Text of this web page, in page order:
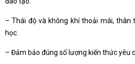
– Thái độ và không khí thoải mái, thân
học.
– Đảm bảo đúng số lượng kiến thức yêu